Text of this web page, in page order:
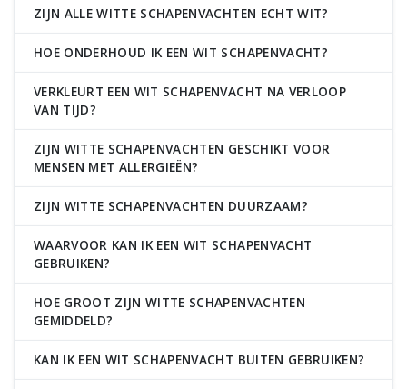
ZIJN ALLE WITTE SCHAPENVACHTEN ECHT WIT?
HOE ONDERHOUD IK EEN WIT SCHAPENVACHT?
VERKLEURT EEN WIT SCHAPENVACHT NA VERLOOP
VAN TIJD?
ZIJN WITTE SCHAPENVACHTEN GESCHIKT VOOR
MENSEN MET ALLERGIEËN?
ZIJN WITTE SCHAPENVACHTEN DUURZAAM?
WAARVOOR KAN IK EEN WIT SCHAPENVACHT
GEBRUIKEN?
HOE GROOT ZIJN WITTE SCHAPENVACHTEN
GEMIDDELD?
KAN IK EEN WIT SCHAPENVACHT BUITEN GEBRUIKEN?